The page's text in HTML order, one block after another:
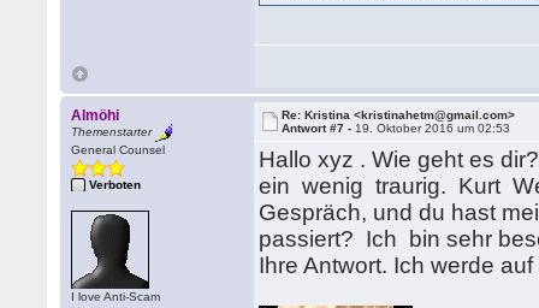
Almöhi
Themenstarter
General Counsel
Verboten
I love Anti-Scam
Re: Kristina <kristinahetm@gmail.com>
Antwort #7 - 19. Oktober 2016 um 02:53
Hallo xyz . Wie geht es
ein wenig traurig. Kurt
Gespräch, und du hast
passiert? Ich bin sehr
Ihre Antwort. Ich werde